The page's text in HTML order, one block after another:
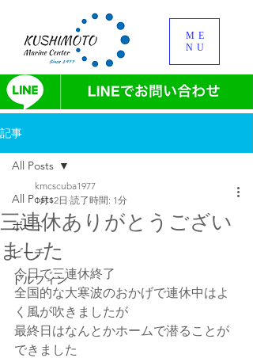
ME
NU
記事
All Posts
ボート
ビーチ
ドルフィン
All Posts
三連休ありがとうござい
ました
kmcscuba1977
1月12日 読了時間: 1分
今日で三連休終了
全国的な大寒波のおかげで連休中はよ
く風が吹きましたが
最終日はなんとかホームで潜ることが
できました